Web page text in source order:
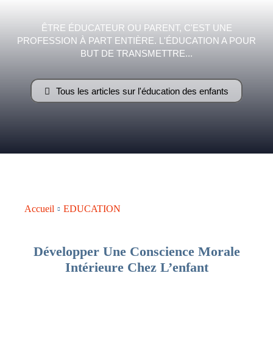
–
AFF
ÊTRE ÉDUCATEUR OU PARENT, C'EST UNE
PROFESSION À PART ENTIÈRE. L'ÉDUCATION A POUR
BUT DE TRANSMETTRE...
Tous les articles sur l'éducation des enfants
Accueil EDUCATION
Développer Une Conscience Morale
Intérieure Chez L’enfant